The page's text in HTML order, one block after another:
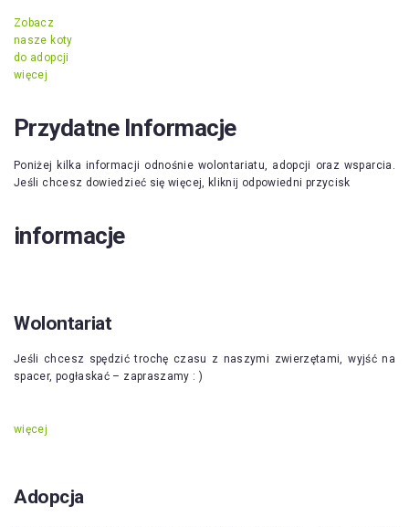
Zobacz
nasze koty
do adopcji
więcej
Przydatne Informacje
Poniżej kilka informacji odnośnie wolontariatu, adopcji oraz wsparcia.
Jeśli chcesz dowiedzieć się więcej, kliknij odpowiedni przycisk
informacje
Wolontariat
Jeśli chcesz spędzić trochę czasu z naszymi zwierzętami, wyjść na
spacer, pogłaskać – zapraszamy : )
więcej
Adopcja